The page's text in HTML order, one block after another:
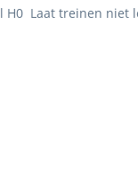
H0 Laat treinen niet